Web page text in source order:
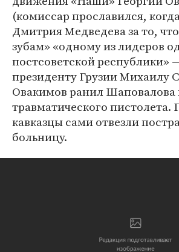
(комиссар прославился,
Дмитрия Медведева за то,
зубам» «одному из лидеров
постсоветской республики»
президенту Грузии Михаилу
Овакимов ранил Шаповалова
травматического пистолета.
кавказцы сами отвезли
больницу.